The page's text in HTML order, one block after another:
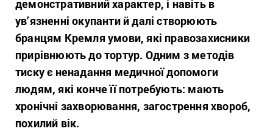
демонстративний характер, і навіть в
ув’язненні окупанти й далі створюють
бранцям Кремля умови, які правозахисники
прирівнюють до тортур. Одним з методів
тиску є ненадання медичної допомоги
людям, які конче її потребують: мають
хронічні захворювання, загострення хвороб,
похилий вік.